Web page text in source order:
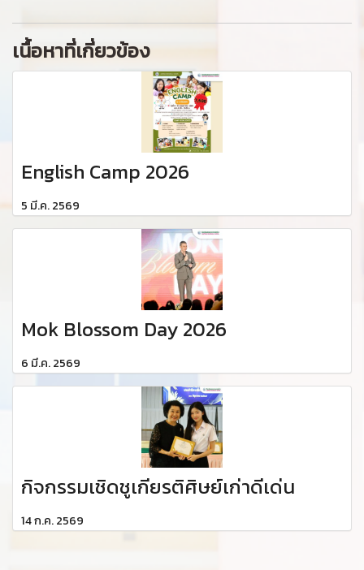
เนื้อหาที่เกี่ยวข้อง
English Camp 2026
5 มี.ค. 2569
Mok Blossom Day 2026
6 มี.ค. 2569
กิจกรรมเชิดชูเกียรติศิษย์เก่าดีเด่น
14 ก.ค. 2569